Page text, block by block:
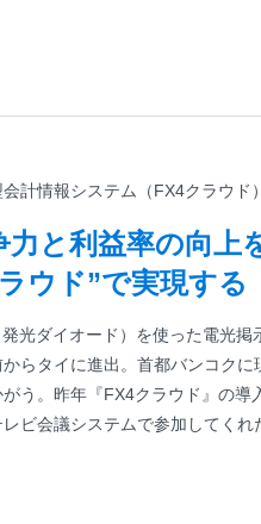
計情報システム（FX4クラウド
力と利益率の向上
ウド”で実現する
光ダイオード）を使った電光
らタイに進出。首都バンコク
がう。昨年『FX4クラウド』の
ビ会議システムで参加してくれ